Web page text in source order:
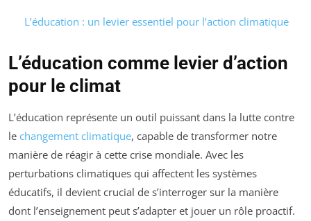
L’éducation : un levier essentiel pour l’action climatique
L’éducation comme levier d’action
pour le climat
L’éducation représente un outil puissant dans la lutte contre
le changement climatique, capable de transformer notre
manière de réagir à cette crise mondiale. Avec les
perturbations climatiques qui affectent les systèmes
éducatifs, il devient crucial de s’interroger sur la manière
dont l’enseignement peut s’adapter et jouer un rôle proactif.